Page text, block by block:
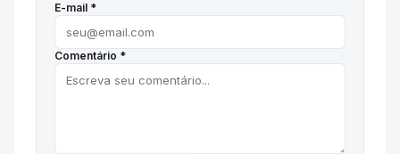
E-mail *
Comentário *